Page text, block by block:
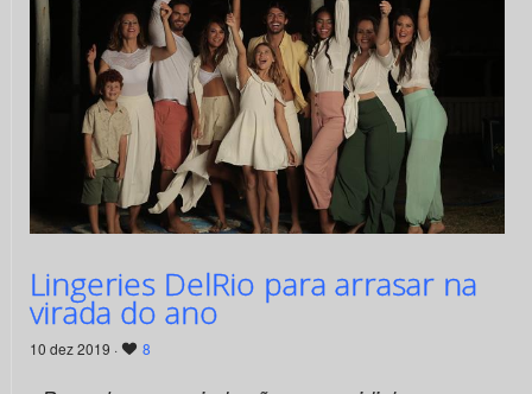
Lingeries DelRio para arrasar na
virada do ano
10 dez 2019 · 8